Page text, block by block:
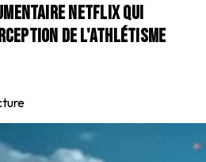
Netflix qui
de l'athlétisme